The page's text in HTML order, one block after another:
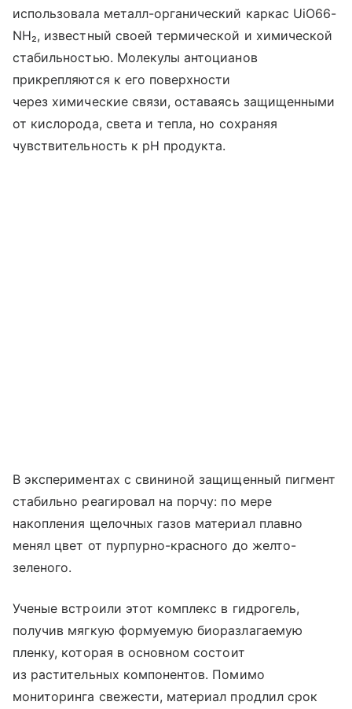
использовала металл-органический каркас UiO66-
NH₂, известный своей термической и химической
стабильностью. Молекулы антоцианов
прикрепляются к его поверхности
через химические связи, оставаясь защищенными
от кислорода, света и тепла, но сохраняя
чувствительность к pH продукта.
В экспериментах с свининой защищенный пигмент
стабильно реагировал на порчу: по мере
накопления щелочных газов материал плавно
менял цвет от пурпурно-красного до желто-
зеленого.
Ученые встроили этот комплекс в гидрогель,
получив мягкую формуемую биоразлагаемую
пленку, которая в основном состоит
из растительных компонентов. Помимо
мониторинга свежести, материал продлил срок